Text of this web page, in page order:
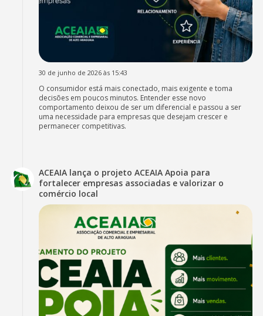
30 de junho de 2026 às 15:43
O consumidor está mais conectado, mais exigente e toma
decisões em poucos minutos. Entender esse novo
comportamento deixou de ser um diferencial e passou a ser
uma necessidade para empresas que desejam crescer e
permanecer competitivas.
ACEAIA lança o projeto ACEAIA Apoia para
fortalecer empresas associadas e valorizar o
comércio local